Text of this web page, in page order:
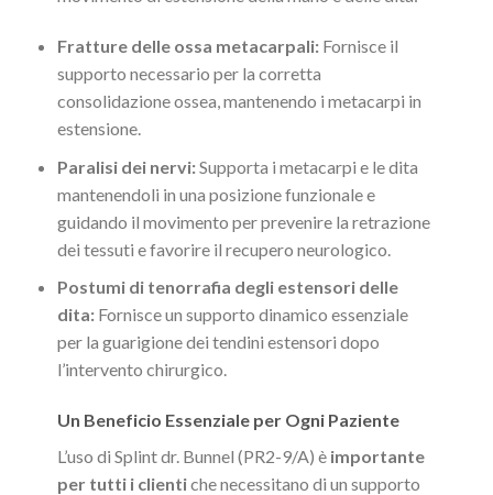
Fratture delle ossa metacarpali:Fornisce il
supporto necessario per la corretta
consolidazione ossea, mantenendo i metacarpi in
estensione.
Paralisi dei nervi:Supporta i metacarpi e le dita
mantenendoli in una posizione funzionale e
guidando il movimento per prevenire la retrazione
dei tessuti e favorire il recupero neurologico.
Postumi di tenorrafia degli estensori delle
dita:Fornisce un supporto dinamico essenziale
per la guarigione dei tendini estensori dopo
l’intervento chirurgico.
Un Beneficio Essenziale per Ogni Paziente
L’uso di Splint dr. Bunnel (PR2-9/A) è importante
per tutti i clientiche necessitano di un supporto